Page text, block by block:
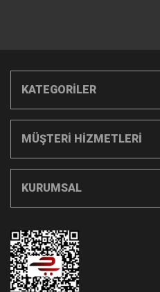
KATEGORİLER
MÜŞTERİ HİZMETLERİ
KURUMSAL